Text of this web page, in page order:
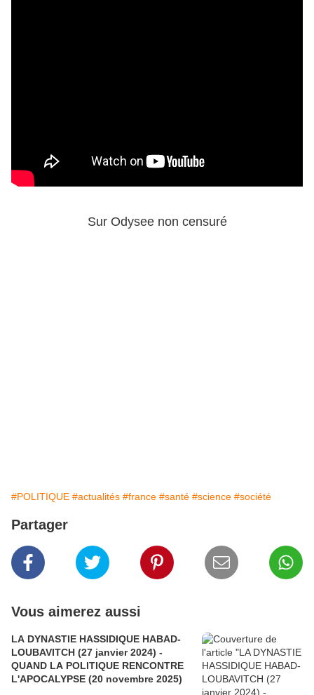
Sur Odysee non censuré
#POLITIQUE #actualités #france #santé #science #société
Partager
Vous aimerez aussi
LA DYNASTIE HASSIDIQUE HABAD-
LOUBAVITCH (27 janvier 2024) -
QUAND LA POLITIQUE RENCONTRE
L'APOCALYPSE (20 novembre 2025)